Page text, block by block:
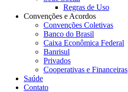
Regras de Uso
Convenções e Acordos
Convenções Coletivas
Banco do Brasil
Caixa Econômica Federal
Banrisul
Privados
Cooperativas e Financeiras
Saúde
Contato